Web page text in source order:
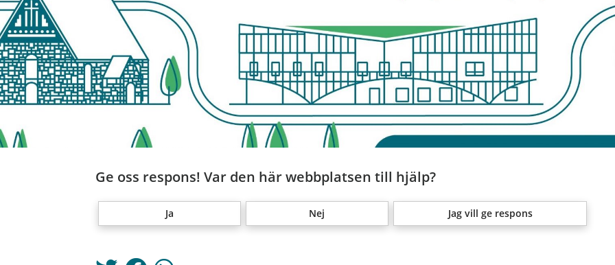
Ge oss respons! Var den här webbplatsen till hjälp?
Ja Nej Jag vill ge respons